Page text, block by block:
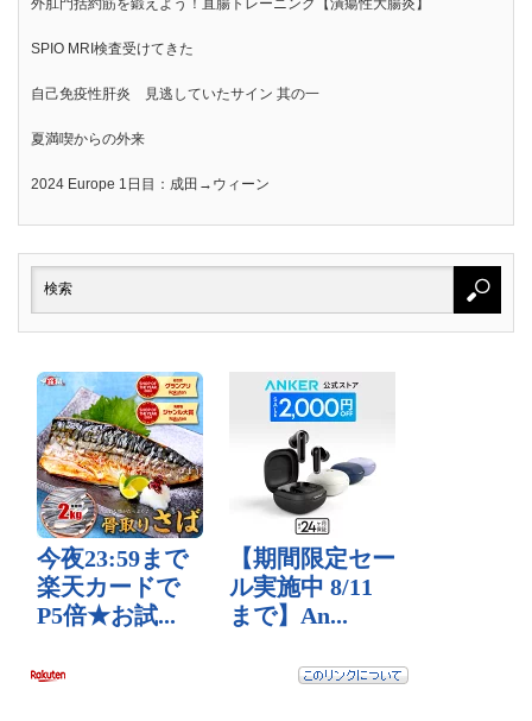
SPIO MRI検査受けてきた
自己免疫性肝炎 見逃していたサイン 其の一
夏満喫からの外来
2024 Europe 1日目：成田→ウィーン